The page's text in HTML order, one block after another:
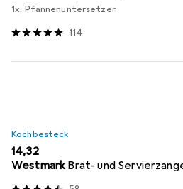
1x, Pfannenuntersetzer
114
Kochbesteck
EUR
14,32
WestmarkBrat- und